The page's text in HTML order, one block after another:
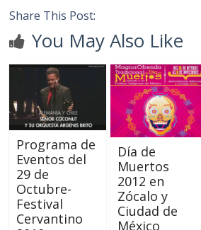
Share This Post:
You May Also Like
Programa de
Eventos del
29 de
Octubre-
Festival
Cervantino
Día de
Muertos
2012 en
Zócalo y
Ciudad de
México